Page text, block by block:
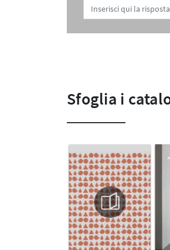
Sfoglia i